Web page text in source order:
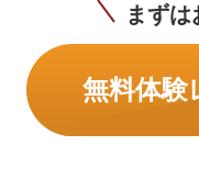
まずは
無料体験